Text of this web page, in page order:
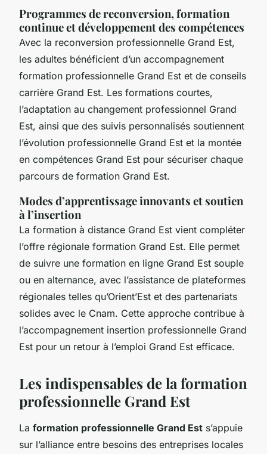
Programmes de reconversion, formation
continue et développement des compétences
Avec la reconversion professionnelle Grand Est,
les adultes bénéficient d’un accompagnement
formation professionnelle Grand Est et de conseils
carrière Grand Est. Les formations courtes,
l’adaptation au changement professionnel Grand
Est, ainsi que des suivis personnalisés soutiennent
l’évolution professionnelle Grand Est et la montée
en compétences Grand Est pour sécuriser chaque
parcours de formation Grand Est.
Modes d’apprentissage innovants et soutien
à l’insertion
La formation à distance Grand Est vient compléter
l’offre régionale formation Grand Est. Elle permet
de suivre une formation en ligne Grand Est souple
ou en alternance, avec l’assistance de plateformes
régionales telles qu’Orient’Est et des partenariats
solides avec le Cnam. Cette approche contribue à
l’accompagnement insertion professionnelle Grand
Est pour un retour à l’emploi Grand Est efficace.
Les indispensables de la formation
professionnelle Grand Est
La formation professionnelle Grand Est s’appuie
sur l’alliance entre besoins des entreprises locales